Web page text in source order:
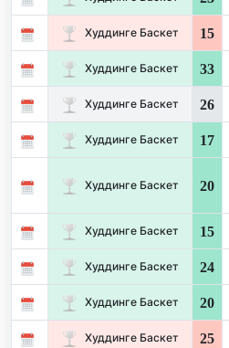
Худдинге Баскет 15
Худдинге Баскет 33
Худдинге Баскет 26
Худдинге Баскет 17
Худдинге Баскет 20
Худдинге Баскет 15
Худдинге Баскет 24
Худдинге Баскет 20
Худдинге Баскет 25